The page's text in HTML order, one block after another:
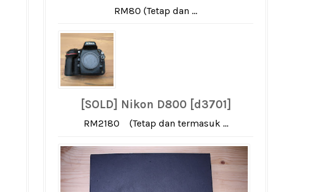
RM80 (Tetap dan ...
[SOLD] Nikon D800 [d3701]
RM2180 (Tetap dan termasuk ...